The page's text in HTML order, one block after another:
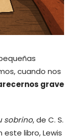
cuando nos
grave
sobrino, de C. S.
este libro, Lewis